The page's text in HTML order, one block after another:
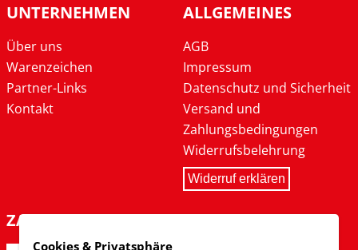
UNTERNEHMEN
Über uns
Warenzeichen
Partner-Links
Kontakt
ALLGEMEINES
AGB
Impressum
Datenschutz und Sicherheit
Versand und
Zahlungsbedingungen
Widerrufsbelehrung
Widerruf erklären
ZAHLARTEN
Cookies & Privatsphäre